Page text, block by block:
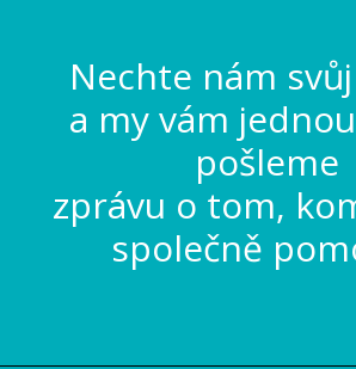
Nechte nám
a my vám
pošleme
zprávu o tom,
společně